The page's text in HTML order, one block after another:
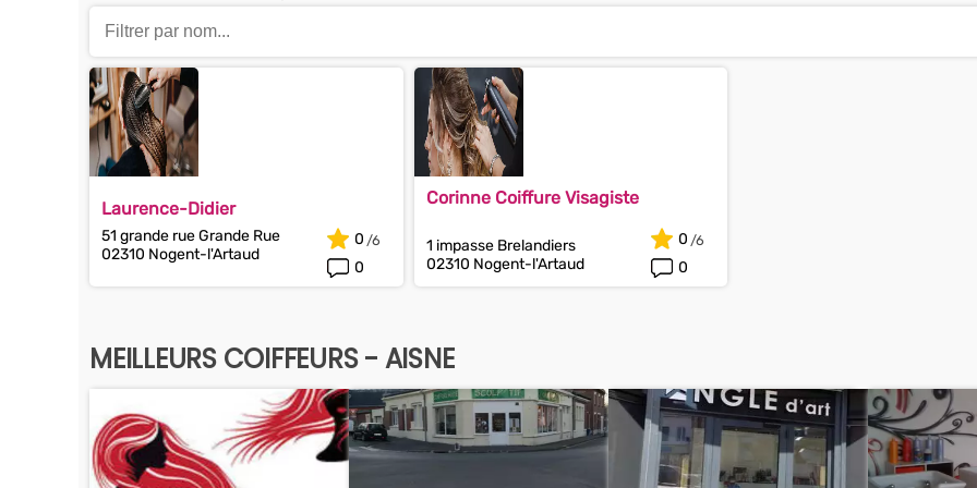
Laurence-Didier
51 grande rue Grande Rue
02310 Nogent-l'Artaud
0
0
Corinne Coiffure Visagiste
1 impasse Brelandiers
02310 Nogent-l'Artaud
0
0
MEILLEURS COIFFEURS - AISNE